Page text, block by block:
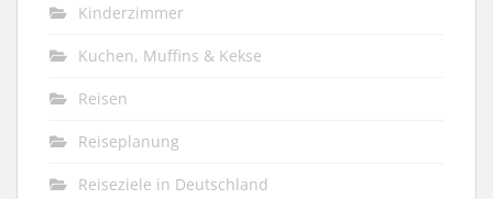
Kinderzimmer
Kuchen, Muffins & Kekse
Reisen
Reiseplanung
Reiseziele in Deutschland